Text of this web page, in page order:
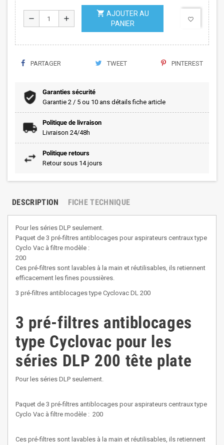
remove add
shopping_cart AJOUTER AU
PANIER
favorite_border
PARTAGER TWEET PINTEREST
Garanties sécurité
Garantie 2 / 5 ou 10 ans détails fiche article
Politique de livraison
Livraison 24/48h
Politique retours
Retour sous 14 jours
DESCRIPTION FICHE TECHNIQUE
Pour les séries DLP seulement.
Paquet de 3 pré-filtres antiblocages pour aspirateurs centraux type
Cyclo Vac à filtre modèle :
200
Ces pré-filtres sont lavables à la main et réutilisables, ils retiennent
efficacement les fines poussières.
3 pré-filtres antiblocages type Cyclovac DL 200
3 pré-filtres antiblocages
type Cyclovac pour les
séries DLP 200 tête plate
Pour les séries DLP seulement.
Paquet de 3 pré-filtres antiblocages pour aspirateurs centraux type
Cyclo Vac à filtre modèle : 200
Ces pré-filtres sont lavables à la main et réutilisables, ils retiennent